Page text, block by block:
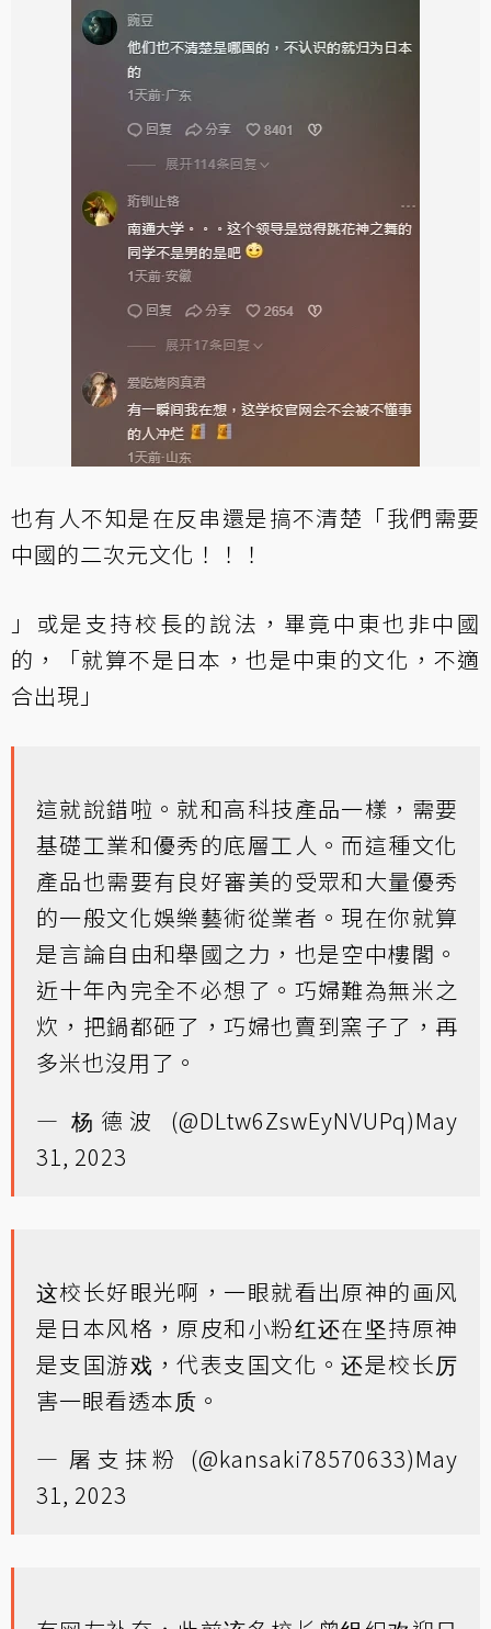
也有人不知是在反串還是搞不清楚「我們需要
中國的二次元文化！！！
」或是支持校長的說法，畢竟中東也非中國
的，「就算不是日本，也是中東的文化，不適
合出現」
這就說錯啦。就和高科技產品一樣，需要
基礎工業和優秀的底層工人。而這種文化
產品也需要有良好審美的受眾和大量優秀
的一般文化娛樂藝術從業者。現在你就算
是言論自由和舉國之力，也是空中樓閣。
近十年內完全不必想了。巧婦難為無米之
炊，把鍋都砸了，巧婦也賣到窯子了，再
多米也沒用了。
— 杨德波 (@DLtw6ZswEyNVUPq)May
31, 2023
这校长好眼光啊，一眼就看出原神的画风
是日本风格，原皮和小粉红还在坚持原神
是支国游戏，代表支国文化。还是校长厉
害一眼看透本质。
— 屠支抹粉 (@kansaki78570633)May
31, 2023